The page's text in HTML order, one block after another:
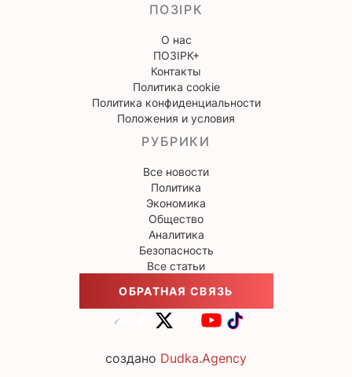
ПОЗІРК
О нас
ПОЗІРК+
Контакты
Политика cookie
Политика конфиденциальности
Положения и условия
РУБРИКИ
Все новости
Политика
Экономика
Общество
Аналитика
Безопасность
Все статьи
ОБРАТНАЯ СВЯЗЬ
создано Dudka.Agency